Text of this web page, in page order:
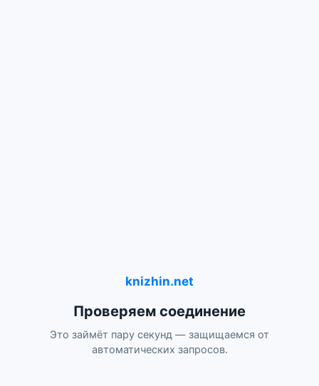
knizhin.net
Проверяем соединение
Это займёт пару секунд — защищаемся от
автоматических запросов.